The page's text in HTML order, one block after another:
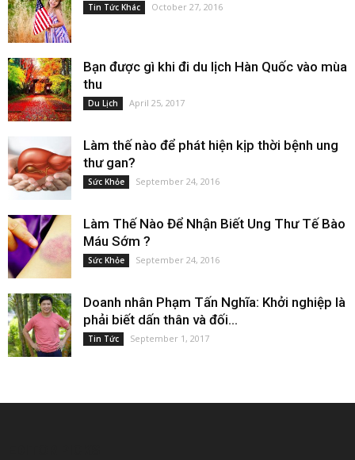
Tin Tức Khác October 27, 2016
Bạn được gì khi đi du lịch Hàn Quốc vào mùa
thu
Du Lịch April 25, 2017
Làm thế nào để phát hiện kịp thời bệnh ung
thư gan?
Sức Khỏe September 24, 2016
Làm Thế Nào Để Nhận Biết Ung Thư Tế Bào
Máu Sớm ?
Sức Khỏe September 24, 2016
Doanh nhân Phạm Tấn Nghĩa: Khởi nghiệp là
phải biết dấn thân và đối...
Tin Tức September 1, 2017